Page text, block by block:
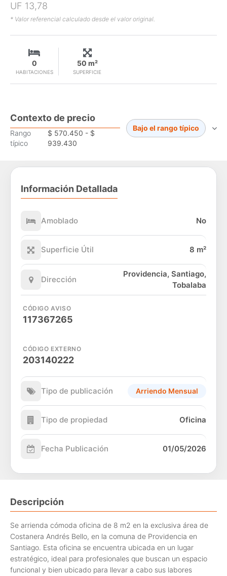
UF 13,78
* Valor referencial calculado desde el valor original.
HABITACIONES
0
SUPERFICIE
50 m²
Contexto de precio
Rango
típico
$ 570.450 - $
939.430
Bajo el rango típico
Información Detallada
Amoblado No
Superficie Útil 8 m²
Dirección
Providencia, Santiago,
Tobalaba
CÓDIGO AVISO
117367265
CÓDIGO EXTERNO
203140222
Tipo de publicación Arriendo Mensual
Tipo de propiedad Oficina
Fecha Publicación 01/05/2026
Descripción
Se arrienda cómoda oficina de 8 m2 en la exclusiva área de
Costanera Andrés Bello, en la comuna de Providencia en
Santiago. Esta oficina se encuentra ubicada en un lugar
estratégico, ideal para profesionales que buscan un espacio
funcional y bien ubicado para llevar a cabo sus labores